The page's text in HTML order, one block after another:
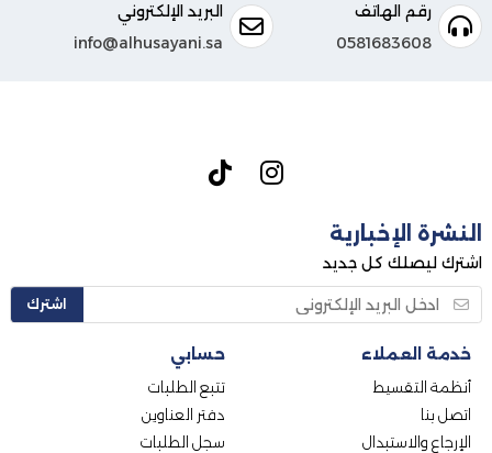
رقم الهاتف
0581683608
البريد الإلكتروني
info@alhusayani.sa
النشرة الإخبارية
اشترك ليصلك كل جديد
اشترك
خدمة العملاء
أنظمة التقسيط
اتصل بنا
الإرجاع والاستبدال
حسابي
تتبع الطلبات
دفتر العناوين
سجل الطلبات